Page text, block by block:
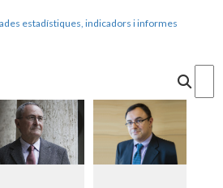
estadístiques, indicadors i informes